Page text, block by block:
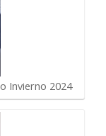
Invierno 2024